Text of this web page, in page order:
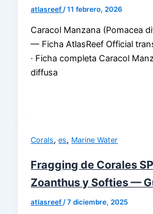
atlasreef /11 febrero, 2026
Caracol Manzana (Pomacea
— Ficha AtlasReef Official
· Ficha completa Caracol
diffusa
Corals,es, Marine Water
Fragging de Corales
Zoanthus y Softies —
atlasreef/7 diciembre, 2025